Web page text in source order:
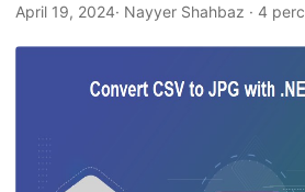
n
April 19, 2024· Nayyer Shahbaz · 4 perc